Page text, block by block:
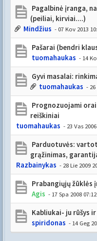
Pagalbinė įranga,
(peiliai, kirviai....)
Mindžius - 07 Kov 2013
Pašarai (bendri
tuomahaukas - 14
Gyvi masalai:
tuomahaukas - 26
Prognozuojami
reiškiniai
tuomahaukas - 23 Vas
Parduotuvės:
grąžinimas,
Razbainykas - 28 Lie 2009
Prabangiųjų žūklės
Agis - 17 Spa 2008 07:12
Kabliukai- ju rūšys ir
spiridonas - 14 Geg